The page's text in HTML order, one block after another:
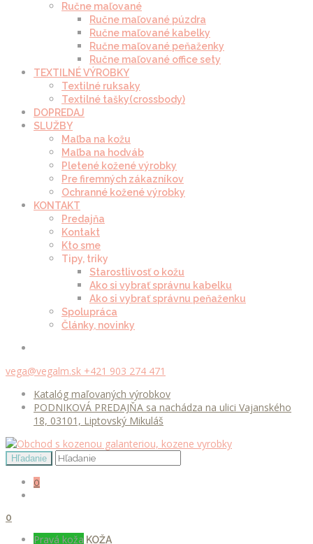
Ručne maľované
Ručne maľované púzdra
Ručne maľované kabelky
Ručne maľované peňaženky
Ručne maľované office sety
TEXTILNÉ VÝROBKY
Textilné ruksaky
Textilné tašky(crossbody)
DOPREDAJ
SLUŽBY
Maľba na kožu
Maľba na hodváb
Pletené kožené výrobky
Pre firemných zákazníkov
Ochranné kožené výrobky
KONTAKT
Predajňa
Kontakt
Kto sme
Tipy, triky
Starostlivosť o kožu
Ako si vybrať správnu kabelku
Ako si vybrať správnu peňaženku
Spolupráca
Články, novinky
vega@vegalm.sk +421 903 274 471
Katalóg maľovaných výrobkov
PODNIKOVÁ PREDAJŇA sa nachádza na ulici Vajanského
18, 03101, Liptovský Mikuláš
0
0
Pravá koža KOŽA